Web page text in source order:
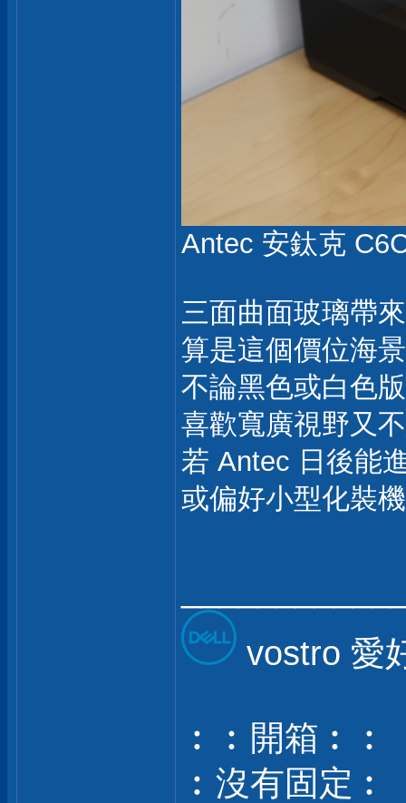
Antec 安鈦克
三面曲面玻璃帶
算是這個價位海
不論黑色或白色
喜歡寬廣視野又
若 Antec 日後能
或偏好小型化裝
vostro 愛
︰︰開箱︰︰
︰沒有固定︰